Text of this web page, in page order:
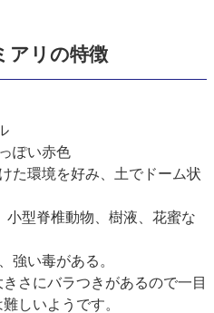
アリの特徴
ぽい赤色
環境を好み、土でドーム状
脊椎動物、樹液、花蜜な
い毒がある。
さにバラつきがあるので一目
しいようです。